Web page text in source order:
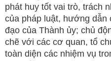
phát huy tốt vai trò, trách
của pháp luật, hướng
đạo của Thành ủy; chủ
chẽ với các cơ quan, tổ
toàn diện các nhiệm vụ